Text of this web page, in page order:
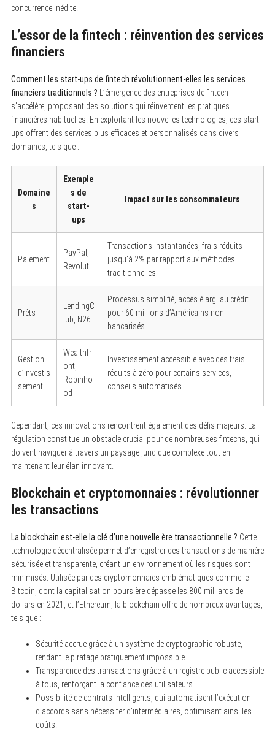
concurrence inédite.
L’essor de la fintech : réinvention des services
financiers
Comment les start-ups de fintech révolutionnent-elles les services
financiers traditionnels ? L’émergence des entreprises de fintech
s’accélère, proposant des solutions qui réinventent les pratiques
financières habituelles. En exploitant les nouvelles technologies, ces start-
ups offrent des services plus efficaces et personnalisés dans divers
domaines, tels que :
Domaine
s
Exemple
s de
start-
ups
Impact sur les consommateurs
Paiement
PayPal,
Revolut
Transactions instantanées, frais réduits
jusqu’à 2% par rapport aux méthodes
traditionnelles
Prêts
LendingC
lub, N26
Processus simplifié, accès élargi au crédit
pour 60 millions d’Américains non
bancarisés
Gestion
d’investis
sement
Wealthfr
ont,
Robinho
od
Investissement accessible avec des frais
réduits à zéro pour certains services,
conseils automatisés
Cependant, ces innovations rencontrent également des défis majeurs. La
régulation constitue un obstacle crucial pour de nombreuses fintechs, qui
doivent naviguer à travers un paysage juridique complexe tout en
maintenant leur élan innovant.
Blockchain et cryptomonnaies : révolutionner
les transactions
La blockchain est-elle la clé d’une nouvelle ère transactionnelle ? Cette
technologie décentralisée permet d’enregistrer des transactions de manière
sécurisée et transparente, créant un environnement où les risques sont
minimisés. Utilisée par des cryptomonnaies emblématiques comme le
Bitcoin, dont la capitalisation boursière dépasse les 800 milliards de
dollars en 2021, et l’Ethereum, la blockchain offre de nombreux avantages,
tels que :
Sécurité accrue grâce à un système de cryptographie robuste,
rendant le piratage pratiquement impossible.
Transparence des transactions grâce à un registre public accessible
à tous, renforçant la confiance des utilisateurs.
Possibilité de contrats intelligents, qui automatisent l’exécution
d’accords sans nécessiter d’intermédiaires, optimisant ainsi les
coûts.